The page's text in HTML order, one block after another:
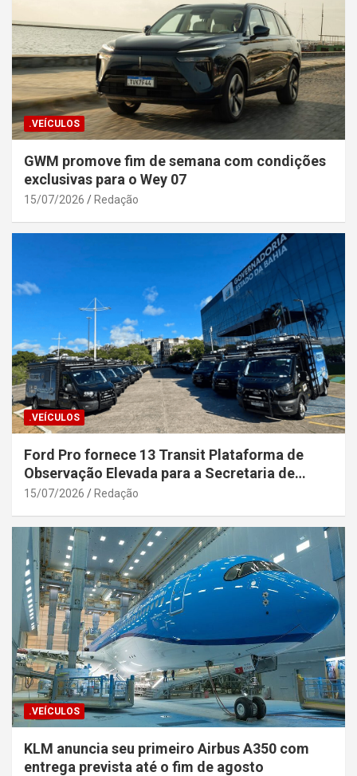
.VEÍCULOS
GWM promove fim de semana com condições
exclusivas para o Wey 07
15/07/2026 Redação
.VEÍCULOS
Ford Pro fornece 13 Transit Plataforma de
Observação Elevada para a Secretaria de
Segurança Pública da Bahia
15/07/2026 Redação
.VEÍCULOS
KLM anuncia seu primeiro Airbus A350 com
entrega prevista até o fim de agosto